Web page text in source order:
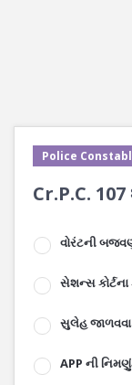
Police
Cr.P.C.
વોરંટની
સેશન્સ કોર્ટના
સુલેહ
APP ની